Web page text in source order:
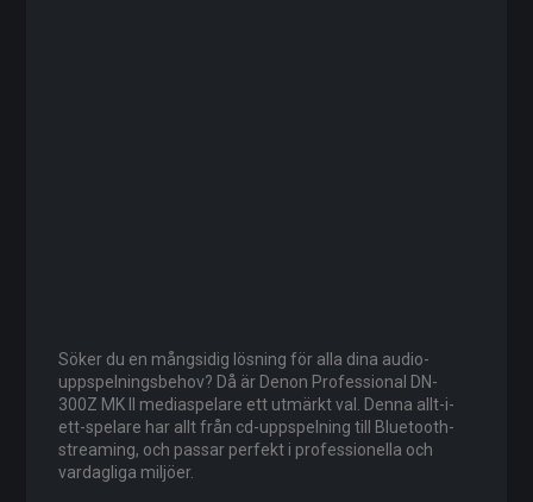
Söker du en mångsidig lösning för alla dina audio-
uppspelningsbehov? Då är Denon Professional DN-
300Z MK II mediaspelare ett utmärkt val. Denna allt-i-
ett-spelare har allt från cd-uppspelning till Bluetooth-
streaming, och passar perfekt i professionella och
vardagliga miljöer.